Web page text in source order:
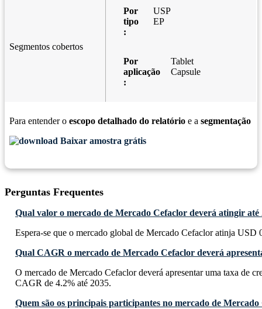
Segmentos cobertos
Por
tipo
:
USP
EP
Por
aplicação
:
Tablet
Capsule
Para entender o escopo detalhado do relatório e a segmentação
Baixar amostra grátis
Perguntas Frequentes
Qual valor o mercado de Mercado Cefaclor deverá atingir até
Espera-se que o mercado global de Mercado Cefaclor atinja USD
Qual CAGR o mercado de Mercado Cefaclor deverá
O mercado de Mercado Cefaclor deverá apresentar uma taxa de
CAGR de 4.2% até 2035.
Quem são os principais participantes no mercado de Mercado